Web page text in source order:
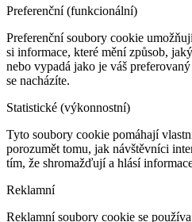
Preferenční (funkcionální)
Preferenční soubory cookie
si informace, které mění způsob,
nebo vypadá jako je váš
se nacházíte.
Statistické (výkonnostní)
Tyto soubory cookie pomáhají
porozumět tomu, jak návštěvníci
tím, že shromažďují a hlásí
Reklamní
Reklamní soubory cookie se